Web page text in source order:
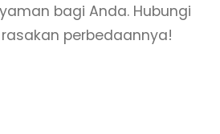
bagi Anda. Hubungi
perbedaannya!